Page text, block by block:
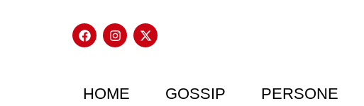
HOME GOSSIP PERSONE